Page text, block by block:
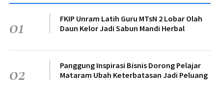
01
FKIP Unram Latih Guru MTsN 2 Lobar Olah
Daun Kelor Jadi Sabun Mandi Herbal
02
Panggung Inspirasi Bisnis Dorong Pelajar
Mataram Ubah Keterbatasan Jadi Peluang